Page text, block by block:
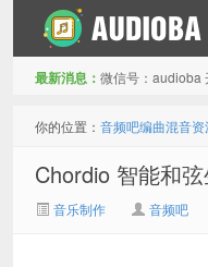
最新消息： 微信号：audioba
你的位置： 音频吧编曲混音资
Chordio 智能和
音乐制作 音频吧